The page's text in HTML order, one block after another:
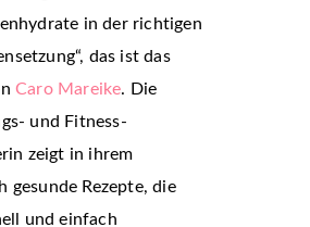
in der richtigen
das ist das
Caro Mareike. Die
und Fitness-
zeigt in ihrem
gesunde Rezepte, die
und einfach